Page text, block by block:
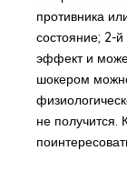
противника
состояние; 2-
эффект и
шокером
не получится.